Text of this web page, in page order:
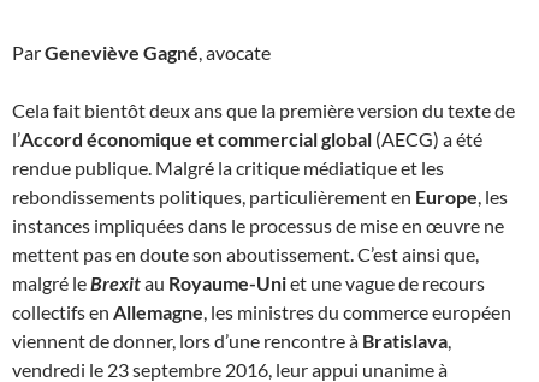
ParGeneviève Gagné, avocate
Cela fait bientôt deux ans que la première version du texte de
l’Accord économique et commercial global (AECG) a été
rendue publique. Malgré la critique médiatique et les
rebondissements politiques, particulièrement en Europe, les
instances impliquées dans le processus de mise en œuvre ne
mettent pas en doute son aboutissement. C’est ainsi que,
malgré leBrexitau Royaume-Uniet une vague de recours
collectifs en Allemagne, les ministres du commerce européen
viennent de donner, lors d’une rencontre à Bratislava,
vendredi le 23 septembre 2016, leur appui unanime à